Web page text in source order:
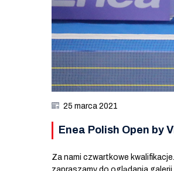
25 marca 2021
Enea Polish Open by
Za nami czwartkowe